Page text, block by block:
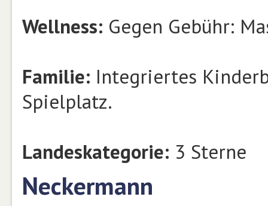
Wellness: Gegen Gebühr:
Familie: Integriertes
Spielplatz.
Landeskategorie: 3 Sterne
Neckermann